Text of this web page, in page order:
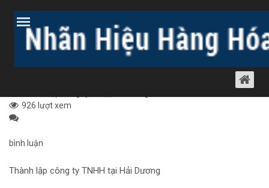
THÀNH LẬP CÔNG TY TNHH TẠI HẢI
926 lượt xem
bình luận
Thành lập công ty TNHH tại Hải Dương